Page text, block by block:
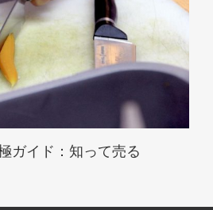
ガイド：知って売る